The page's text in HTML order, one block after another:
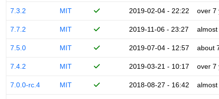
7.3.2 MIT 2019-02-04 - 22:22 over 7
7.7.2 MIT 2019-11-06 - 23:27
7.5.0 MIT 2019-07-04 - 12:57 about
7.4.2 MIT 2019-03-21 - 10:17 over 7
7.0.0-rc.4 MIT 2018-08-27 - 16:42